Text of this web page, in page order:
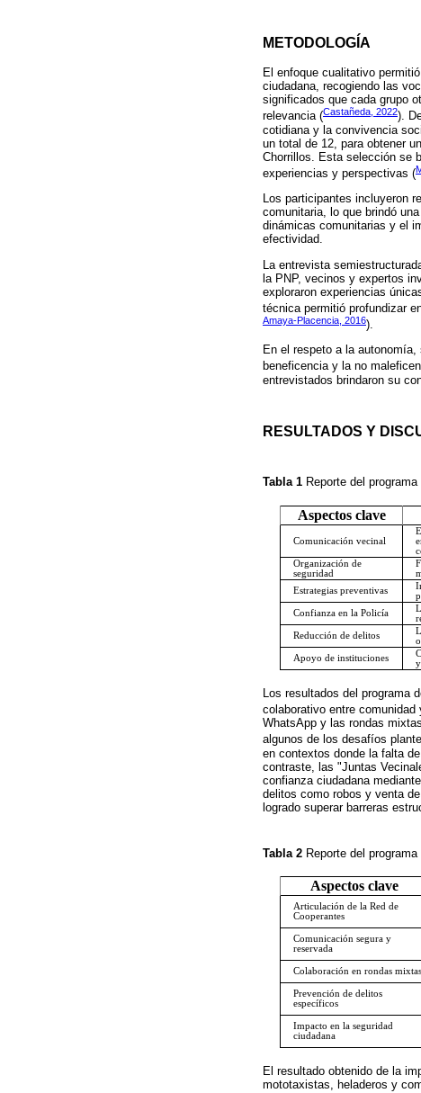
METODOLOGÍA
El enfoque cualitativo
ciudadana, recogiendo las
significados que cada grupo
relevancia (Castañeda, 2022).
cotidiana y la convivencia
un total de 12, para obtener
Chorrillos. Esta selección se
experiencias y perspectivas (
Los participantes incluyeron
comunitaria, lo que brindó
dinámicas comunitarias y el
efectividad.
La entrevista
la PNP, vecinos y expertos
exploraron experiencias
técnica permitió profundizar
Amaya-Placencia, 2016).
En el respeto a la
beneficencia y la no
entrevistados brindaron su
RESULTADOS Y
Tabla 1 Reporte del
Aspectos clave
Comunicación vecinal
Organización de
seguridad
Estrategias preventivas
Confianza en la Policía
Reducción de delitos
Apoyo de instituciones
Los resultados del programa
colaborativo entre
WhatsApp y las rondas
algunos de los desafíos
en contextos donde la falta
contraste, las "Juntas
confianza ciudadana
delitos como robos y venta
logrado superar barreras
Tabla 2 Reporte del
Aspectos clave
Articulación de la Red de
Cooperantes
Comunicación segura y
reservada
Colaboración en rondas mixtas
Prevención de delitos
específicos
Impacto en la seguridad
ciudadana
El resultado obtenido de la
mototaxistas, heladeros y